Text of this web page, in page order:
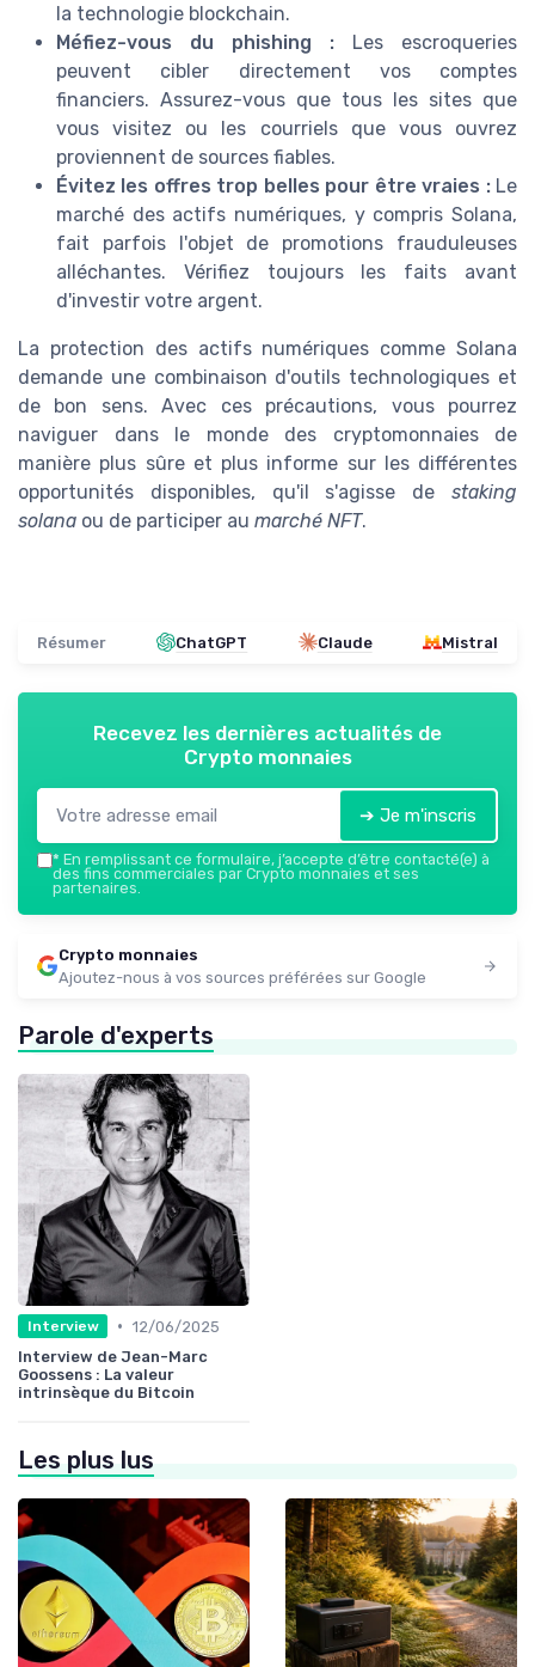
la technologie blockchain.
Méfiez-vous du phishing : Les escroqueries
peuvent cibler directement vos comptes
financiers. Assurez-vous que tous les sites que
vous visitez ou les courriels que vous ouvrez
proviennent de sources fiables.
Évitez les offres trop belles pour être vraies :Le
marché des actifs numériques, y compris Solana,
fait parfois l'objet de promotions frauduleuses
alléchantes. Vérifiez toujours les faits avant
d'investir votre argent.
La protection des actifs numériques comme Solana
demande une combinaison d'outils technologiques et
de bon sens. Avec ces précautions, vous pourrez
naviguer dans le monde des cryptomonnaies de
manière plus sûre et plus informe sur les différentes
opportunités disponibles, qu'il s'agisse de staking
solana ou de participer au marché NFT.
Résumer ChatGPT Claude Mistral
Recevez les dernières actualités de
Crypto monnaies
➔ Je m'inscris
* En remplissant ce formulaire, j’accepte d’être contacté(e) à
des fins commerciales par Crypto monnaies et ses
partenaires.
Crypto monnaies
Ajoutez-nous à vos sources préférées sur Google
Parole d'experts
Interview • 12/06/2025
Interview de Jean-Marc
Goossens : La valeur
intrinsèque du Bitcoin
Les plus lus